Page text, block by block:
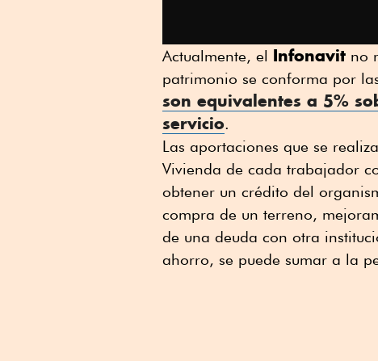
Actualmente, el Infonavit no
patrimonio se conforma por
son equivalentes a 5%
servicio.
Las aportaciones que se
Vivienda de cada trabajador
obtener un crédito del
compra de un terreno,
de una deuda con otra
ahorro, se puede sumar a la